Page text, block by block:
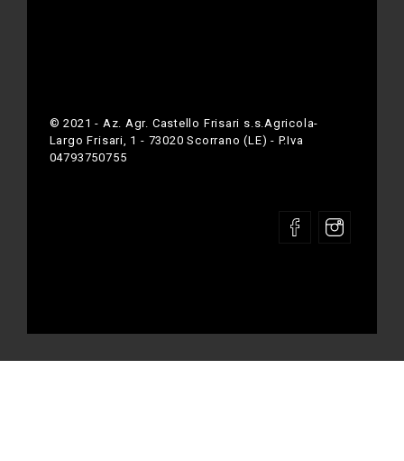
© 2021 - Az. Agr. Castello Frisari s.s.Agricola-
Largo Frisari, 1 - 73020 Scorrano (LE) - P.Iva
04793750755